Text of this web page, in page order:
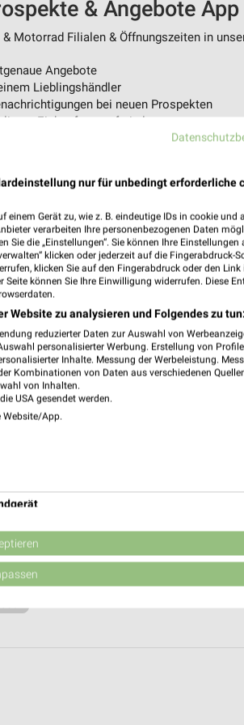
& Angebote App
Motorrad Filialen & Öffnungszeiten in
Angebote
Lieblingshändler
bei neuen Prospekten
- Einkauf stressfrei planen
nur für unbedingt erforderliche
Gerät zu, wie z. B. eindeutige IDs in cookie und
verarbeiten Ihre personenbezogenen Daten
die „Einstellungen“. Sie können Ihre Einstellungen
klicken oder jederzeit auf die Fingerabdruck-
klicken Sie auf den Fingerabdruck oder den Link
können Sie Ihre Einwilligung widerrufen. Diese
Website zu analysieren und Folgendes zu tun:
reduzierter Daten zur Auswahl von
personalisierter Werbung. Erstellung von
Inhalte. Messung der Werbeleistung.
Kombinationen von Daten aus verschiedenen
von Inhalten.
USA gesendet werden.
Website/App.